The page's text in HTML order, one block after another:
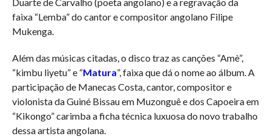
faixa “Lemba” do cantor e compositor angolano Filipe
Mukenga.
Além das músicas citadas, o disco traz as canções “Amè”,
“kimbu liyetu” e “Matura”, faixa que dá o nome ao álbum. A
participação de Manecas Costa, cantor, compositor e
violonista da Guiné Bissau em Muzonguê e dos Capoeira em
“Kikongo” carimba a ficha técnica luxuosa do novo trabalho
dessa artista angolana.